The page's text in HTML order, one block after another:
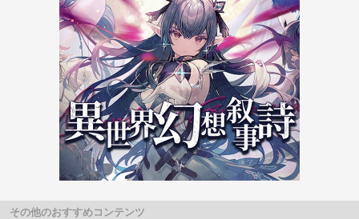
その他のおすすめコンテンツ